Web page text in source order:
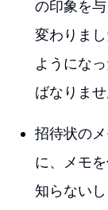
の印象を
変わりま
ようにな
ばなりませ
招待状の
に、メモ
知らない